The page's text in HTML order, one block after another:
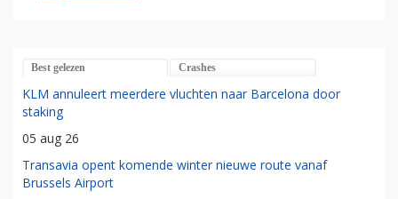
Best gelezen Crashes
KLM annuleert meerdere vluchten naar Barcelona door
staking
05 aug 26
Transavia opent komende winter nieuwe route vanaf
Brussels Airport